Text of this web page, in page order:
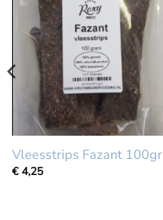
Vleesstrips Fazant 100gr
€4,25